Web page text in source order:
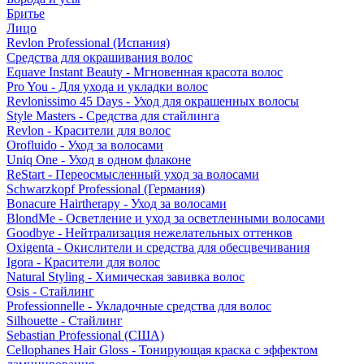
Бритье
Лицо
Revlon Professional (Испания)
Средства для окрашивания волос
Equave Instant Beauty - Мгновенная красота волос
Pro You - Для ухода и укладки волос
Revlonissimo 45 Days - Уход для окрашенных волосы
Style Masters - Средства для стайлинга
Revlon - Красители для волос
Orofluido - Уход за волосами
Uniq One - Уход в одном флаконе
ReStart - Переосмысленный уход за волосами
Schwarzkopf Professional (Германия)
Bonacure Hairtherapy - Уход за волосами
BlondMe - Осветление и уход за осветленными волосами
Goodbye - Нейтрализация нежелательных оттенков
Oxigenta - Окислители и средства для обесцвечивания
Igora - Красители для волос
Natural Styling - Химическая завивка волос
Osis - Стайлинг
Professionnelle - Укладочные средства для волос
Silhouette - Стайлинг
Sebastian Professional (США)
Cellophanes Hair Gloss - Тонирующая краска с эффектом